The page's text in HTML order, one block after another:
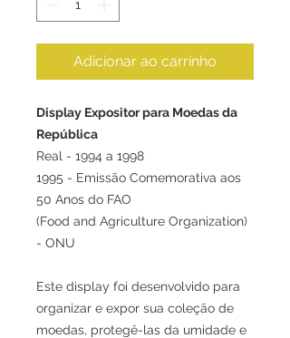
Adicionar ao carrinho
Display Expositor para Moedas da
República
Real - 1994 a 1998
1995 - Emissão Comemorativa aos
50 Anos do FAO
(Food and Agriculture Organization)
- ONU
Este display foi desenvolvido para
organizar e expor sua coleção de
moedas, protegê-las da umidade e